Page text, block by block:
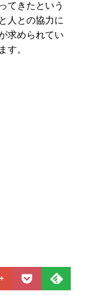
てきたという
人との協力に
求められてい
す。